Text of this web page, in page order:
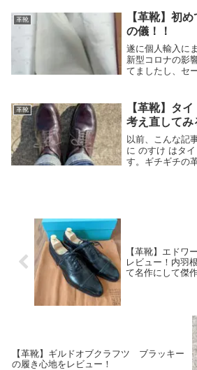
ューシャイン？
「シューシ...
革靴
【革靴】初
の儀！！
遂に個人輸入に
新型コロナの影
てましたし、セ
りちゃんと届く
事にFed...
革靴
【革靴】タ
考え直してみ
以前、こんな記
に のすけ はタ
す。ギチギチの
【革靴】エド
レビュー！内羽
て名作にして傑
【革靴】ギルドオブクラフツ ブラッキー
の履き心地をレビュー！